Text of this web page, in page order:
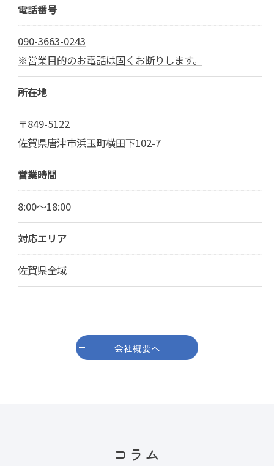
電話番号
090-3663-0243
※営業目的のお電話は固くお断りします。
所在地
〒849-5122
佐賀県唐津市浜玉町横田下102-7
営業時間
8:00～18:00
対応エリア
佐賀県全域
会社概要へ
コラム